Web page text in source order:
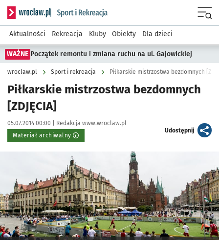
Serwis informacyjny wroclaw.pl podserwis: Sport i rekreacja
Aktualności Rekreacja Kluby Obiekty Dla dzieci
WAŻNE Początek remontu i zmiana ruchu na ul. Gajowickiej
wroclaw.pl Sport i rekreacja Piłkarskie mistrzostwa bezdomnych
Piłkarskie mistrzostwa bezdomnych
[ZDJĘCIA]
Data publikacji:
05.07.2014 00:00 | Autor:
Redakcja www.wroclaw.pl
Materiał archiwalny
Udostępnijartykuł
Kliknij, aby powiększyć